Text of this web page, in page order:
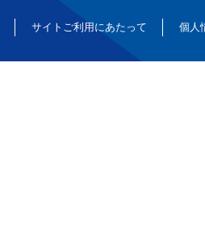
サイトご利用にあたって 個人